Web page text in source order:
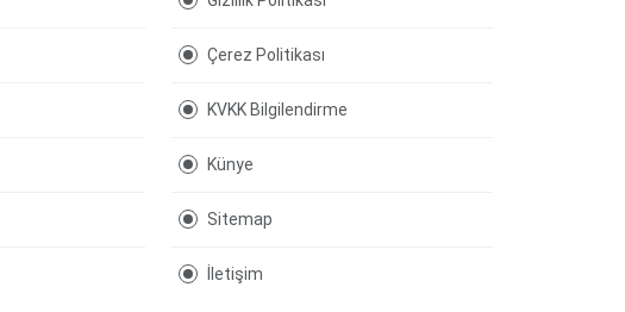
Çerez Politikası
KVKK Bilgilendirme
Künye
Sitemap
İletişim